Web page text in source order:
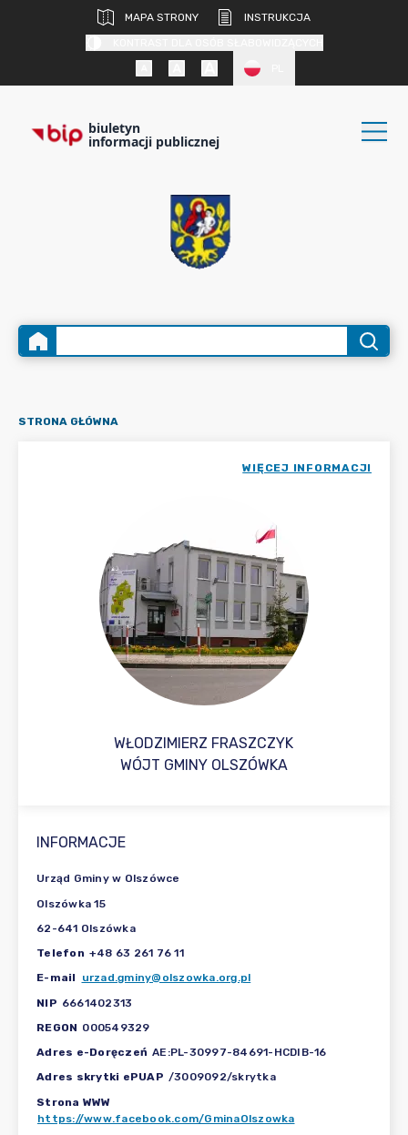
MAPA STRONY
INSTRUKCJA
biuletyn
informacji publicznej
STRONA GŁÓWNA
WŁODZIMIERZ FRASZCZYK
WIĘCEJ INFORMACJI
WÓJT GMINY OLSZÓWKA
INFORMACJE
Urząd Gminy w Olszówce
Olszówka 15
62-641 Olszówka
Telefon +48 63 261 76 11
E-mail
urzad.gminy@olszowka.org.pl
NIP 6661402313
REGON 000549329
Adres e-Doręczeń AE:PL-30997-84691-HCDIB-16
Adres skrytki ePUAP /3009092/skrytka
Strona WWW
https://www.facebook.com/GminaOlszowka